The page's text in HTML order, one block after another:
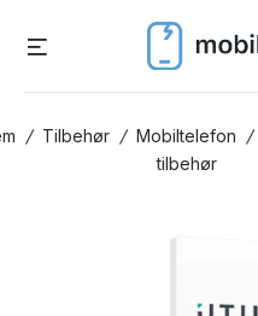
/ Tilbehør / Mobiltelefon
tilbehør
/